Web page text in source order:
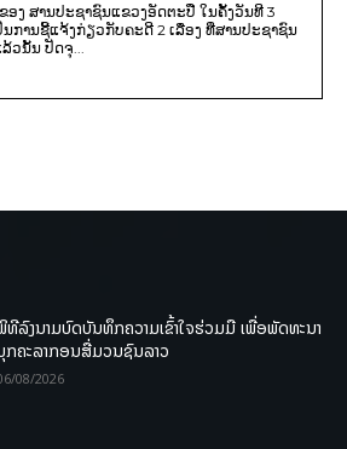
ອງ ສານປະຊາຊົນແຂວງອັດຕະປື ໃນຄັ້ງວັນທີ 3
ນການຊີ້ແຈ້ງກ່ຽວກັບຄະດີ 2 ເລື່ອງ ທີ່ສານປະຊາຊົນ
ວນັ້ນ ປັດຈຸ...
ທີລົງນາມບົດບັນທຶກຄວາມເຂົ້າໃຈຮ່ວມມື ເພື່ອພັດທະນາ
ກຄະລາກອນສື່ມວນຊົນລາວ
08/2026